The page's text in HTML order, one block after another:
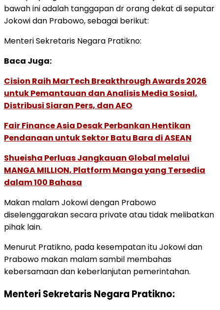
bawah ini adalah tanggapan dr orang dekat di seputar
Jokowi dan Prabowo, sebagai berikut:
Menteri Sekretaris Negara Pratikno:
Baca Juga:
Cision Raih MarTech Breakthrough Awards 2026
untuk Pemantauan dan Analisis Media Sosial,
Distribusi Siaran Pers, dan AEO
Fair Finance Asia Desak Perbankan Hentikan
Pendanaan untuk Sektor Batu Bara di ASEAN
Shueisha Perluas Jangkauan Global melalui
MANGA MILLION, Platform Manga yang Tersedia
dalam 100 Bahasa
Makan malam Jokowi dengan Prabowo
diselenggarakan secara private atau tidak melibatkan
pihak lain.
Menurut Pratikno, pada kesempatan itu Jokowi dan
Prabowo makan malam sambil membahas
kebersamaan dan keberlanjutan pemerintahan.
Menteri Sekretaris Negara Pratikno: